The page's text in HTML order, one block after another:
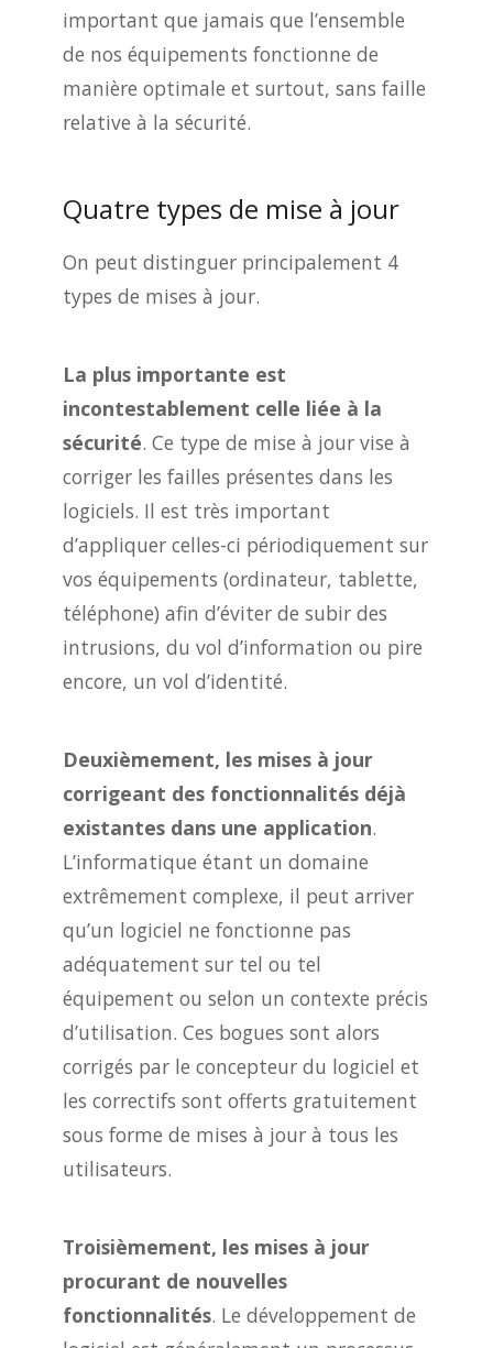
important que jamais que l’ensemble
de nos équipements fonctionne de
manière optimale et surtout, sans faille
relative à la sécurité.
Quatre types de mise à jour
On peut distinguer principalement 4
types de mises à jour.
La plus importante est
incontestablement celle liée à la
sécurité. Ce type de mise à jour vise à
corriger les failles présentes dans les
logiciels. Il est très important
d’appliquer celles-ci périodiquement sur
vos équipements (ordinateur, tablette,
téléphone) afin d’éviter de subir des
intrusions, du vol d’information ou pire
encore, un vol d’identité.
Deuxièmement, les mises à jour
corrigeant des fonctionnalités déjà
existantes dans une application.
L’informatique étant un domaine
extrêmement complexe, il peut arriver
qu’un logiciel ne fonctionne pas
adéquatement sur tel ou tel
équipement ou selon un contexte précis
d’utilisation. Ces bogues sont alors
corrigés par le concepteur du logiciel et
les correctifs sont offerts gratuitement
sous forme de mises à jour à tous les
utilisateurs.
Troisièmement, les mises à jour
procurant de nouvelles
fonctionnalités. Le développement de